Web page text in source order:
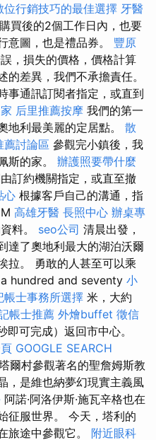
位行銷技巧的最佳選擇 牙醫
買後的2個工作日內，也要
意圖，也是禮品券。 豐原
，損失的價格，價格計算
差異，我們不承擔責任。
事通訊訂閱者指定，或直到
后里推薦按摩 我們的第一
地利最美麗的定居點。 散
薦討論區 參觀完小鎮後，我
斯的家。 辦護照要帶什麼
訂約機關指定，或直至撤
心 根據客戶自己的溝通，指
高雄牙醫 長照中心 辦桌專
料。 seo公司 清晨出發，
達了奧地利最大的湖泊沃爾
拉。 勇敢的人甚至可以乘
hundred and seventy 小
帳士事務所選擇 米，大約
帳士推薦 外燴buffet 徵信
即可完成）返回市中心。
GOOGLE SEARCH
爾村參觀著名的聖詹姆斯教
，是維也納夢幻現實主義風
阿諾·阿洛伊斯·施瓦辛格也在
征服世界。 今天，塔利的
旅途中參觀它。 附近眼科